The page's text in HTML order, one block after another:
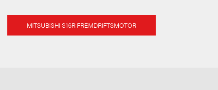
MITSUBISHI S16R FREMDRIFTSMOTOR